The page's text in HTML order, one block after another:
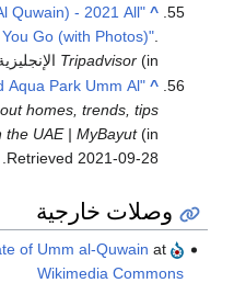
^
Quwain) - 2021 All
Go (with Photos)"
Tripadvisor (in الإنجليزية)
^
Aqua Park Umm Al
homes, trends, tips
the UAE | MyBayut(in الإنجليزية الأمريكية)
Retrieved 2021-09-28
وصلات خارجية
Media related to
of Umm al-Quwain at
Wikimedia Commons